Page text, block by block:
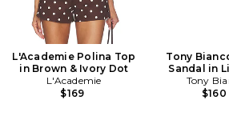
L'Academie Polina Top
in Brown & Ivory Dot
L'Academie
$169
Tony
Sandal in
Tony
$160